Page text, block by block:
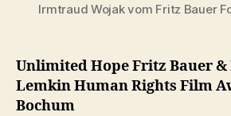
Irmtraud Wojak vom Fritz Bauer
Unlimited Hope Fritz Bauer &
Lemkin Human Rights Film
Bochum